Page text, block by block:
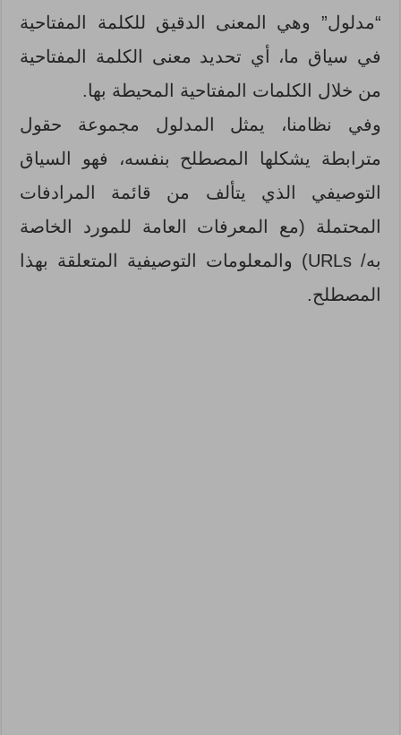
“مدلول” وهي المعنى الدقيق للكلمة المفتاحية
في سياق ما، أي تحديد معنى الكلمة المفتاحية
من خلال الكلمات المفتاحية المحيطة بها.
وفي نظامنا، يمثل المدلول مجموعة حقول
مترابطة يشكلها المصطلح بنفسه، فهو السياق
التوصيفي الذي يتألف من قائمة المرادفات
المحتملة (مع المعرفات العامة للمورد الخاصة
به/ URLs) والمعلومات التوصيفية المتعلقة بهذا
المصطلح.